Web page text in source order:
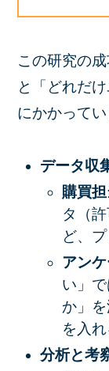
この研究の
と
「どれだ
にかかってい
データ収
購買
タ（
ど、
アン
い」で
か」を
を入
分析と考